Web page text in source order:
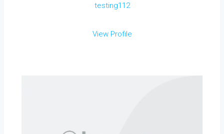
testing112
View Profile